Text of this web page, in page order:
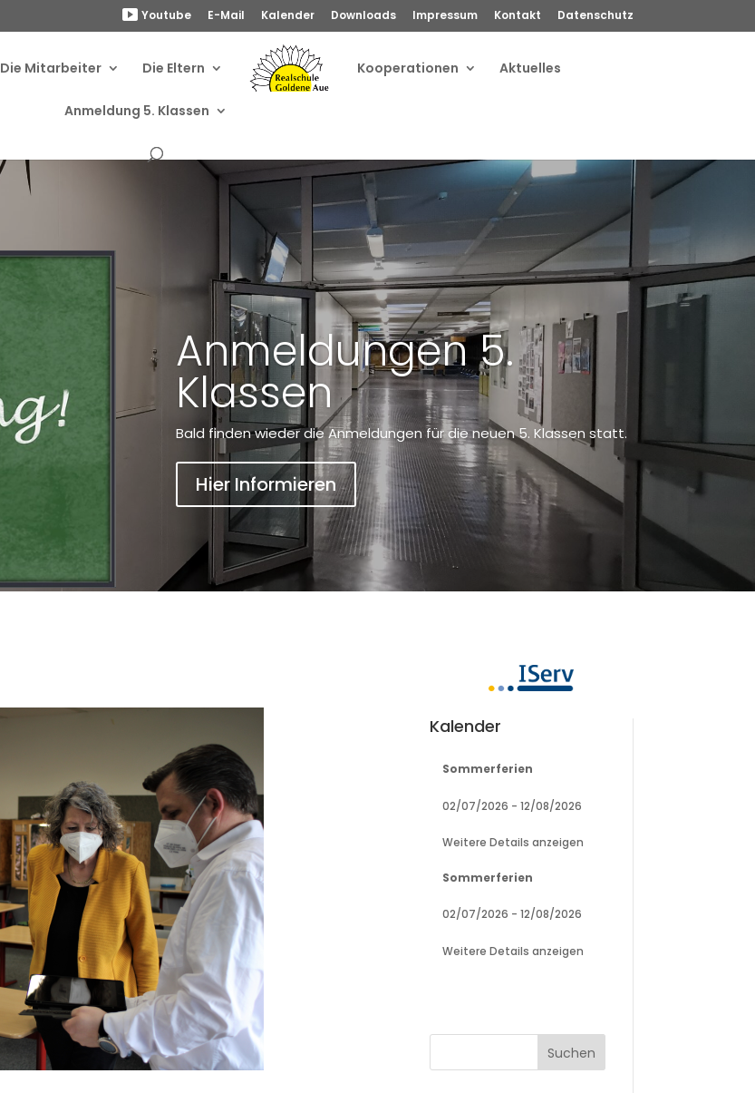
Youtube E-Mail Kalender Downloads Impressum Kontakt Datenschutz
Die Mitarbeiter Die Eltern Kooperationen Aktuelles
Anmeldung 5. Klassen
Anmeldungen 5.
Klassen
Bald finden wieder die Anmeldungen für die neuen 5. Klassen statt.
Hier Informieren
Kalender
Sommerferien
02/07/2026 -12/08/2026
Weitere Details anzeigen
Sommerferien
02/07/2026 -12/08/2026
Weitere Details anzeigen